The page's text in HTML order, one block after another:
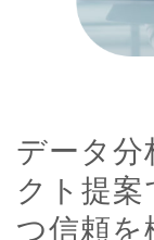
データ分
クト提
つ信頼を